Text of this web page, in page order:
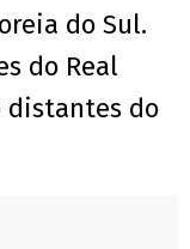
do Sul.
do Real
distantes do